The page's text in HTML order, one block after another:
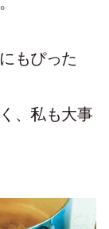
もぴった
、私も大事